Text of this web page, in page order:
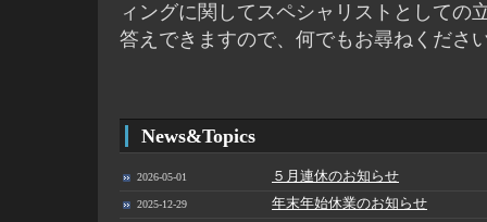
ィングに関してスペシャリストとしての
答えできますので、何でもお尋ねくださ
News&Topics
2026-05-01 ５月連休のお知らせ
2025-12-29 年末年始休業のお知らせ